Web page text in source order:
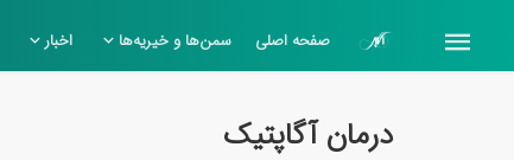
صفحه اصلی سمن‌ها و خیریه‌ها اخبار
درمان آگاپتیک